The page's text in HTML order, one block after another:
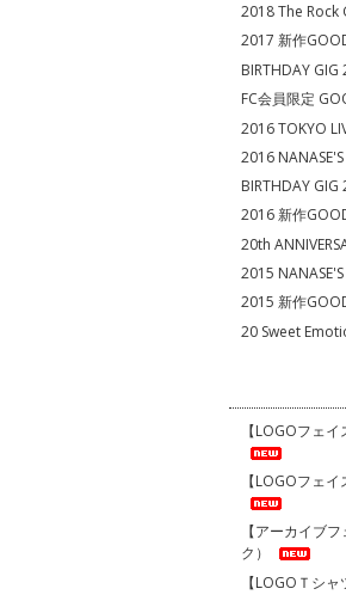
2018 The Rock
2017 新作
BIRTHDAY GIG
FC会員限定
2016 TOKYO
2016
BIRTHDAY GIG
2016 新作
20th
2015
2015 新作
20 Sweet
【LOGOフェ
【LOGOフェ
【アーカイブ
ク）
【LOGOＴシャ